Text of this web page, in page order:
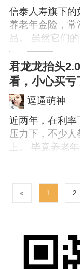
信泰人寿旗下
养老年金险，
品。 虽然它们
君龙龙抬头
看，小心买亏
逗逼萌神
近两年，在利
压力下，不少
上。 毕竟养老
« 1 2